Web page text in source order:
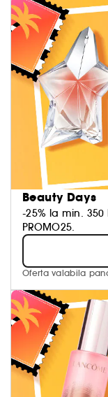
Beauty Days
-25% la min.
PROMO25.
Oferta valabila